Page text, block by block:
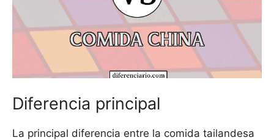
Diferencia principal
La principal diferencia entre la comida tailandesa